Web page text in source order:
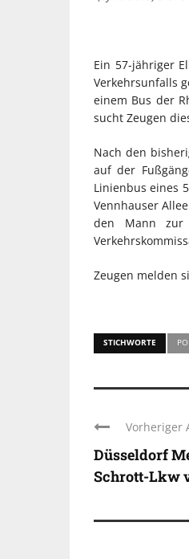
Ein 57-jähriger
Verkehrsunfalls
einem Bus der
sucht Zeugen
Nach den
auf der
Linienbus eines
Vennhauser
den Mann zur
Zeugen melden
STICHWORTE
Vorheriger
Düsseldorf
Schrott-Lkw